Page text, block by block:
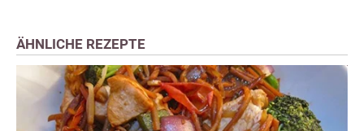
ÄHNLICHE REZEPTE